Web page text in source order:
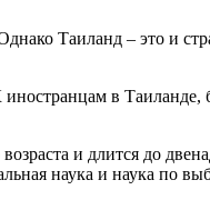
Таиланд – это и
в Таиланде,
и длится до
наука и наука по